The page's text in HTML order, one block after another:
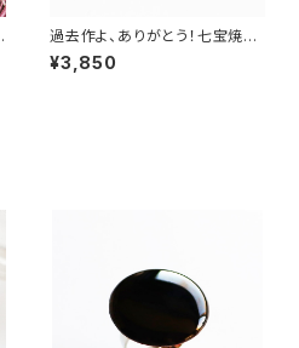
過去作よ、ありがとう！七宝焼き
ブローチ chrysalis
¥3,850